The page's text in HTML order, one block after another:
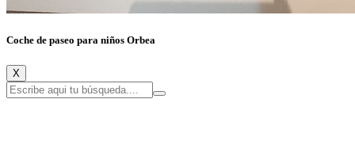
Coche de paseo para niños Orbea
X